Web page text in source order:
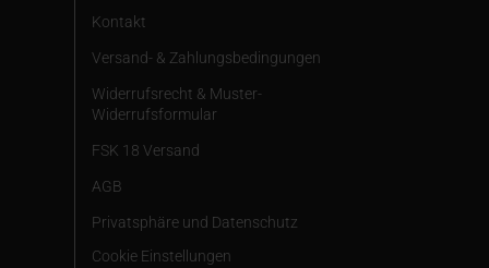
Kontakt
Versand- & Zahlungsbedingungen
Widerrufsrecht & Muster-
Widerrufsformular
FSK 18 Versand
AGB
Privatsphäre und Datenschutz
Cookie Einstellungen